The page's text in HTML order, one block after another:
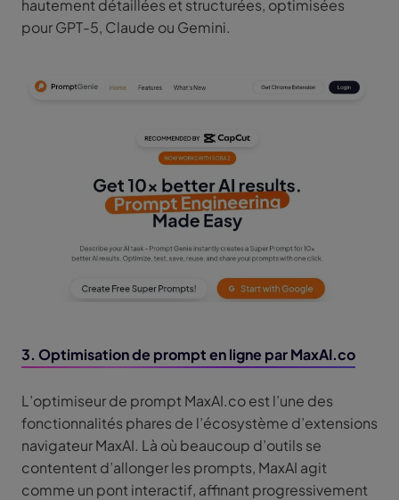
hautement détaillées et structurées, optimisées
pour GPT-5, Claude ou Gemini.
3. Optimisation de prompt en ligne par MaxAI.co
L’optimiseur de prompt MaxAI.co est l’une des
fonctionnalités phares de l’écosystème d’extensions
navigateur MaxAI. Là où beaucoup d’outils se
contentent d’allonger les prompts, MaxAI agit
comme un pont interactif, affinant progressivement